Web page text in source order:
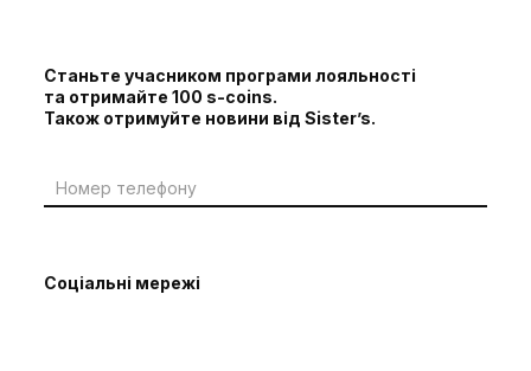
Станьте учасником програми лояльності
та отримайте 100 s-coins.
Також отримуйте новини від Sister’s.
Соціальні мережі